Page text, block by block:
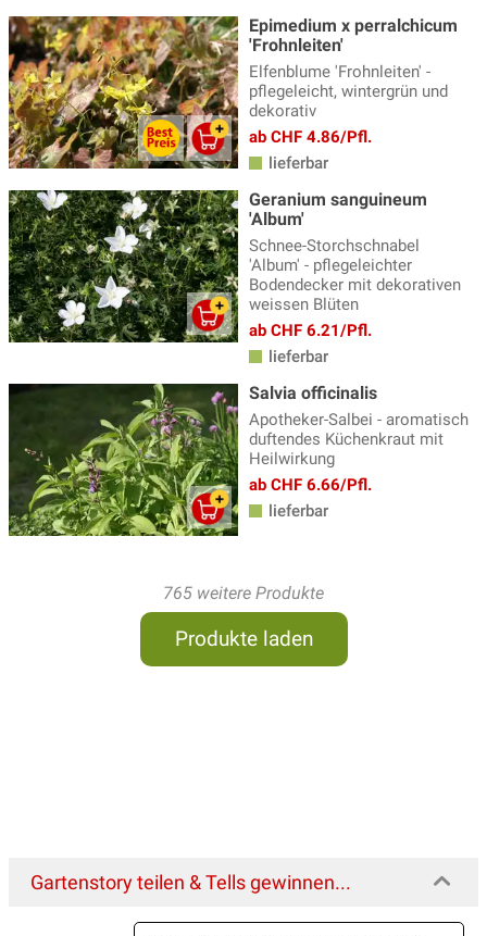
Epimedium x perralchicum
'Frohnleiten'
Elfenblume 'Frohnleiten' -
pflegeleicht, wintergrün und
dekorativ
ab CHF 4.86/Pfl.
lieferbar
Geranium sanguineum
'Album'
Schnee-Storchschnabel
'Album' - pflegeleichter
Bodendecker mit dekorativen
weissen Blüten
ab CHF 6.21/Pfl.
lieferbar
Salvia officinalis
Apotheker-Salbei - aromatisch
duftendes Küchenkraut mit
Heilwirkung
ab CHF 6.66/Pfl.
lieferbar
765 weitere Produkte
Produkte laden
Gartenstory teilen & Tells gewinnen...